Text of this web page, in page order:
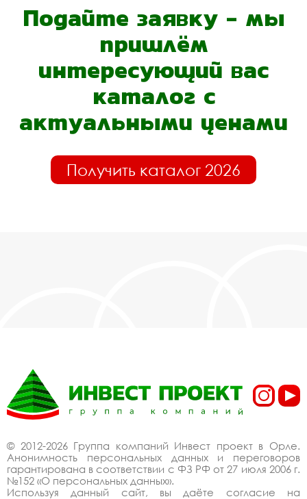
Подайте заявку - мы
пришлём
интересующий вас
каталог с
актуальными ценами
Получить каталог 2026
© 2012-2026 Группа компаний Инвест проект в Орле.
Анонимность персональных данных и переговоров
гарантирована в соответствии с ФЗ РФ от 27 июля 2006 г.
№152 «О персональных данных».
Используя данный сайт, вы даёте согласие на